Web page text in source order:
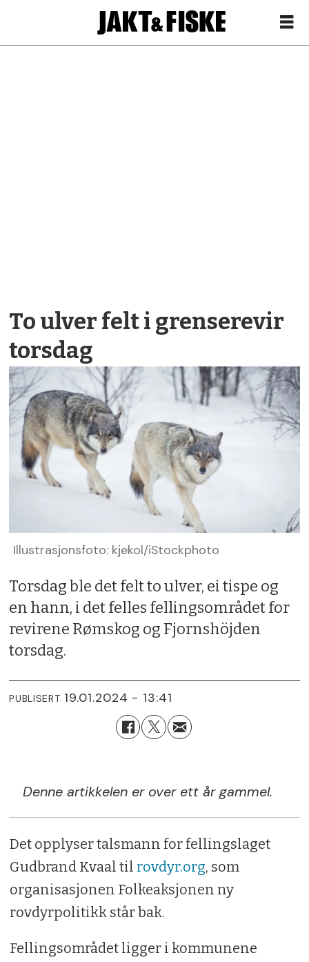
To ulver felt i grenserevir
torsdag
Illustrasjonsfoto: kjekol/iStockphoto
Torsdag ble det felt to ulver, ei tispe og
en hann, i det felles fellingsområdet for
revirene Rømskog og Fjornshöjden
torsdag.
PUBLISERT 19.01.2024 - 13:41
Denne artikkelen er over ett år gammel.
Det opplyser talsmann for fellingslaget
Gudbrand Kvaal til rovdyr.org, som
organisasjonen Folkeaksjonen ny
rovdyrpolitikk står bak.
Fellingsområdet ligger i kommunene